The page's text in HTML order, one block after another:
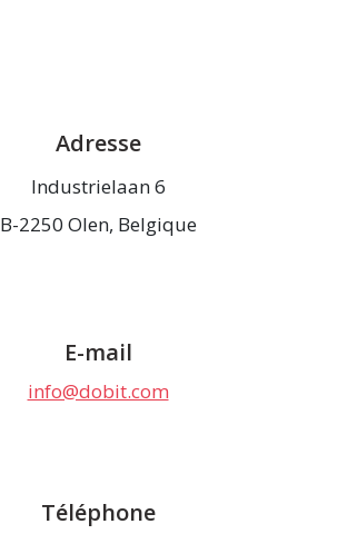
Adresse
Industrielaan 6
B-2250 Olen, Belgique
E-mail
info@dobit.com
Téléphone